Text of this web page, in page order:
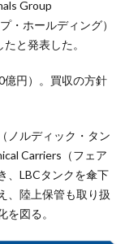
Group
・ホールディング）
と発表した。
円）。買収の方針
ノルディック・タン
Carriers（フェア
、LBCタンクを傘下
、陸上保管も取り扱
図る。